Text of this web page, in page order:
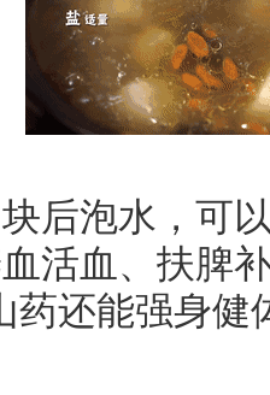
后泡水，可
活血、扶脾
药还能强身健